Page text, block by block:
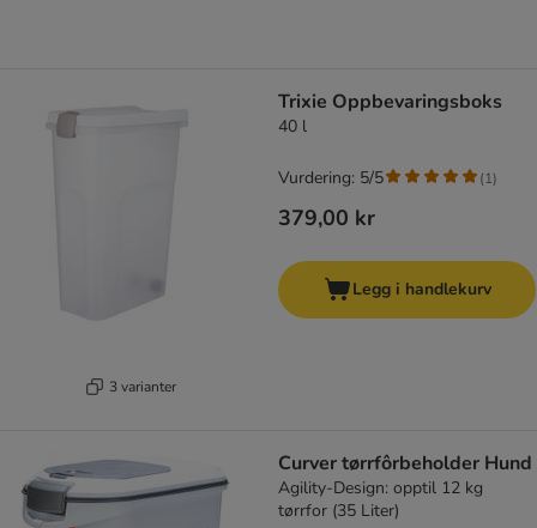
3 varianter
Trixie Oppbevaringsboks
40 l
379,00 kr
Vurdering: 5/5 (1)
Legg i handlekurv
Curver tørrfôrbeholder Hund
Agility-Design: opptil 12 kg
tørrfor (35 Liter)